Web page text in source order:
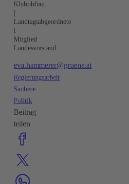
Klubobfrau
Landtagsabgeordnete
I
Mitglied
Landesvorstand
eva.hammerer@gruene.at
Regierungsarbeit
Saubere
Politik
Beitrag
teilen